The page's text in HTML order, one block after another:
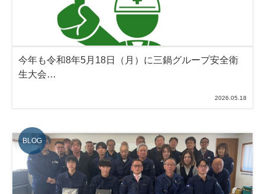
今年も令和8年5月18日（月）に三鍋グループ安全衛
生大会…
2026.05.18